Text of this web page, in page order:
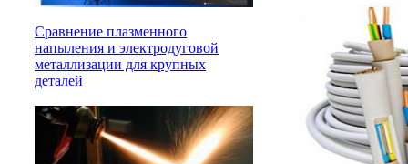
Сравнение плазменного
напыления и электродуговой
металлизации для крупных
деталей